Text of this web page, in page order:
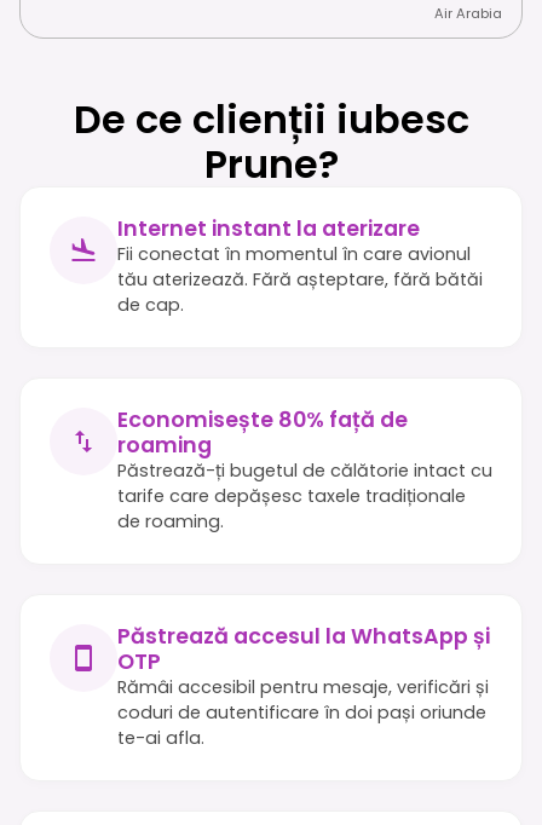
Air Arabia
De ce clienții iubesc
Prune?
Internet instant la aterizare
Fii conectat în momentul în care avionul
tău aterizează. Fără așteptare, fără bătăi
de cap.
Economisește 80% față de
roaming
Păstrează-ți bugetul de călătorie intact cu
tarife care depășesc taxele tradiționale
de roaming.
Păstrează accesul la WhatsApp și
OTP
Rămâi accesibil pentru mesaje, verificări și
coduri de autentificare în doi pași oriunde
te-ai afla.